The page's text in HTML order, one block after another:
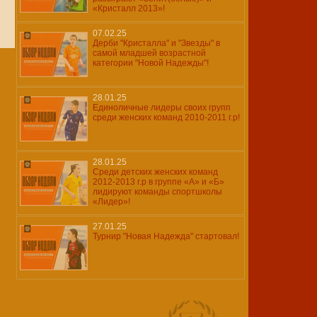
«Кристалл 2013»!
07.02.25
Дерби "Кристалла" и "Звезды" в
самой младшей возрастной
категории "Новой Надежды"!
28.01.25
Единоличные лидеры своих групп
среди женских команд 2010-2011 г.р!
28.01.25
Среди детских женских команд
2012-2013 г.р в группе «А» и «Б»
лидируют команды спортшколы
«Лидер»!
27.01.25
Турнир "Новая Надежда" стартовал!